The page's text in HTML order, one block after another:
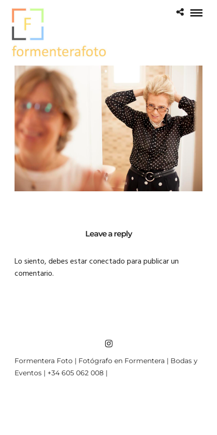
Leave a reply
Lo siento, debes estarconectadopara publicar un
comentario.
Formentera Foto | Fotógrafo en Formentera | Bodas y
Eventos | +34 605 062 008 |